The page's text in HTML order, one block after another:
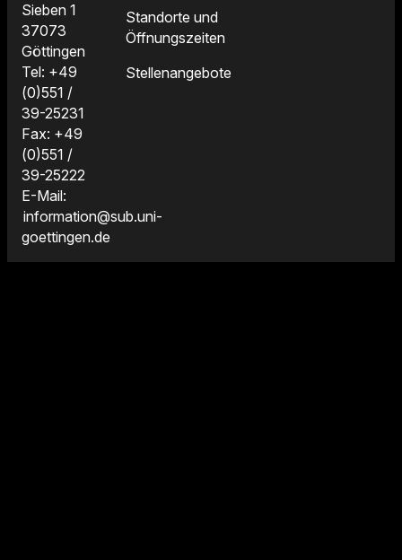
Sieben 1
37073
Göttingen
Tel: +49
(0)551 /
39-25231
Fax: +49
(0)551 /
39-25222
E-Mail:
information@sub.uni-
goettingen.de
Standorte und
Öffnungszeiten
Stellenangebote